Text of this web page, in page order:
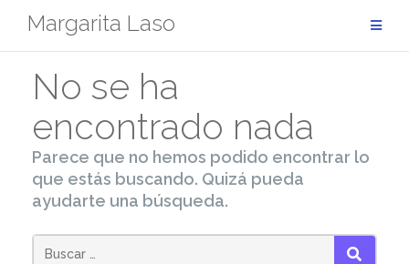
contenido
Margarita Laso
No se ha
encontrado nada
Parece que no hemos podido encontrar lo
que estás buscando. Quizá pueda
ayudarte una búsqueda.